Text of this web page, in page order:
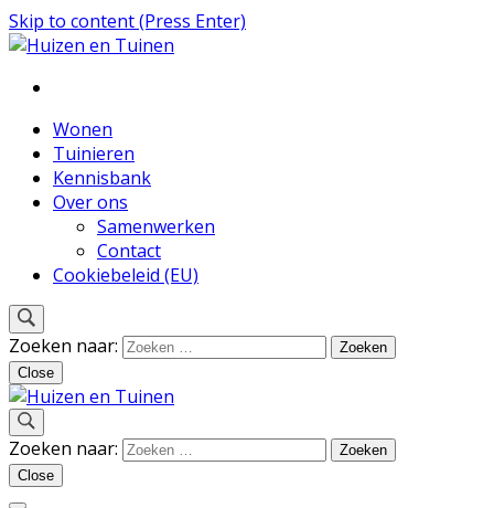
Skip to content (Press Enter)
Huizen en Tuinen
Inspiratie voor wonen en tuinieren
Wonen
Tuinieren
Kennisbank
Over ons
Samenwerken
Contact
Cookiebeleid (EU)
Zoeken naar:
Close
Huizen en Tuinen
Inspiratie voor wonen en tuinieren
Zoeken naar:
Close